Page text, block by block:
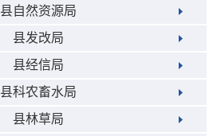
县自然资源局
县发改局
县经信局
县科农畜水局
县林草局